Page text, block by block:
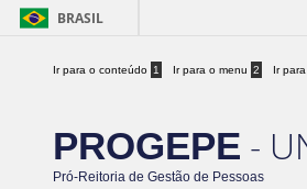
BRASIL
Ir para o conteúdo 1 Ir para o menu 2 Ir
PROGEPE -
Pró-Reitoria de Gestão de Pessoas